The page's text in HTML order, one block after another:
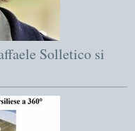
Solletico si